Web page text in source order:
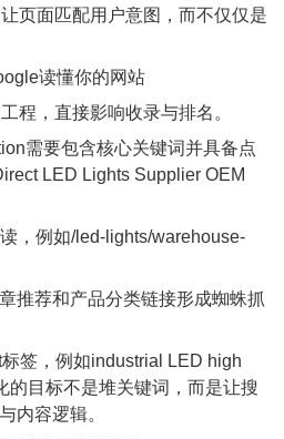
页面匹配用户意图，而不仅仅是
读懂你的网站
，直接影响收录与排名。
需要包含核心关键词并具备点
LED Lights Supplier OEM
例如/led-lights/warehouse-
荐和产品分类链接形成蜘蛛抓
，例如industrial LED high
的目标不是堆关键词，而是让搜
内容逻辑。